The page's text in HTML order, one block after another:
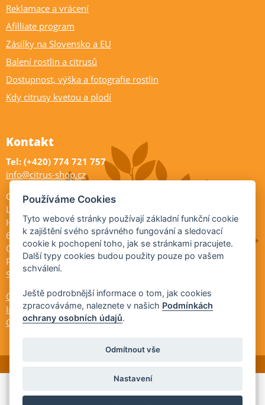
Reklamace a vrácení
Afilliate program
Zásilky na Slovensko a EU
Balení rostlin a citrusů
Dostupnost, výška a fotografie rostlin
Kdy citrusy kvetou a plodí
Kontakt
Tel: (+420) 774 721 757
info@citrus-shop.cz
Citrus shop zahradnictví
Legionářů 2
Hodonín
695 01
Otevřeno:
Po-Pá 9-17
So 9-11:30
Ochrana osobních údajů
Informace ÚKZÚZ
Cookies
© 2026 Citrus-shop.cz -Partnerský
Používáme Cookies
Tyto webové stránky používají základní funkční cookie
k zajištění svého správného fungování a sledovací
cookie k pochopení toho, jak se stránkami pracujete.
Další typy cookies budou použity pouze po vašem
schválení.
Ještě podrobnější informace o tom, jak cookies
zpracováváme, naleznete v našich Podmínkách
ochrany osobních údajů.
Odmítnout vše
Nastavení